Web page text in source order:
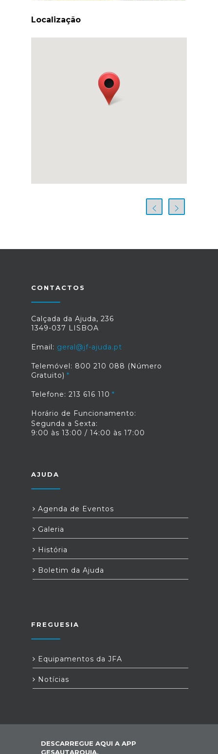
Localização
CONTACTOS
Calçada da Ajuda, 236
1349-037 LISBOA
Email: geral@jf-ajuda.pt
Telemóvel: 800 210 088 (Número
Gratuito)
Telefone: 213 616 110
Horário de Funcionamento:
Segunda a Sexta:
9:00 às 13:00 / 14:00 às 17:00
AJUDA
Agenda de Eventos
Galeria
História
Boletim da Ajuda
FREGUESIA
Equipamentos da JFA
Notícias
DESCARREGUE AQUI A APP
GESAUTARQUIA,